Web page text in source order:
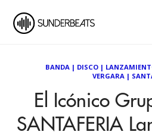
BANDA| DISCO|
VERGARA |
El Icónico
SANTAFERIA